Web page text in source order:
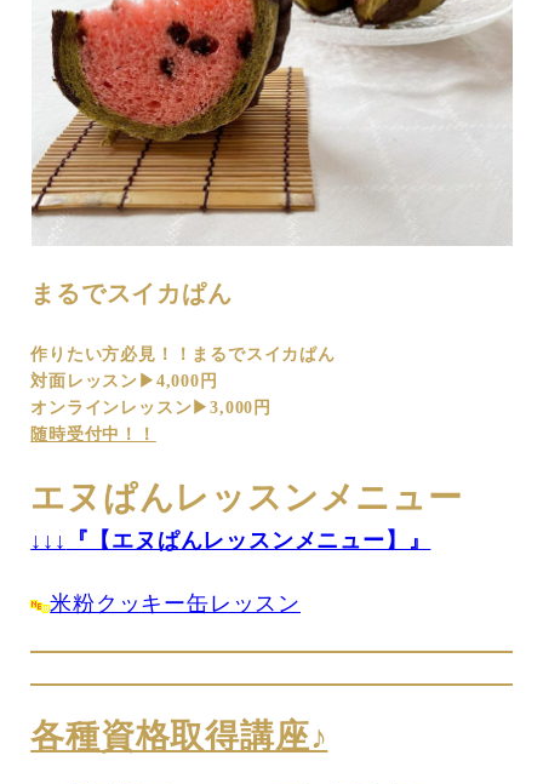
まるでスイカぱん
作りたい方必見！！ まるでスイカぱん
対面レッスン▶︎4,000円
オンラインレッスン▶︎3,000円
随時受付中！！
エヌぱんレッスンメニュー
↓↓↓ 『【エヌぱんレッスンメニュー】』
米粉クッキー缶レッスン
各種資格取得講座♪